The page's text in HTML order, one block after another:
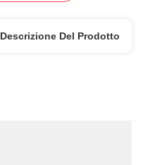
Descrizione Del Prodotto